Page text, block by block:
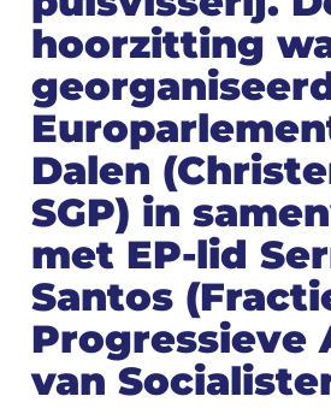
hoorzitting
Dalen
SGP) in
met EP-lid
Santos
Progressieve
van